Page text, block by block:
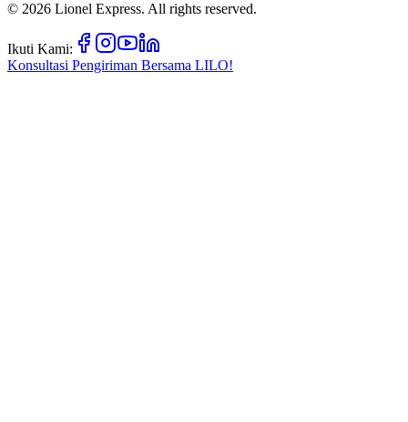
© 2026 Lionel Express. All rights reserved.
Ikuti Kami:
Konsultasi Pengiriman Bersama LILO!